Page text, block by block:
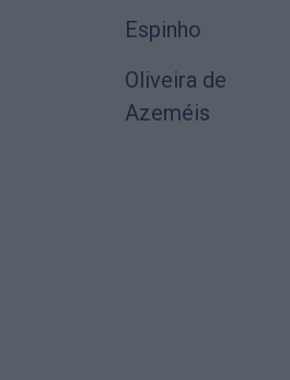
Espinho
Oliveira de
Azeméis